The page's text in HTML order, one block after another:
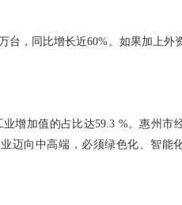
台，同比增长近60%。如果加上外
加值的占比达59.3 %。惠州市
迈向中高端，必须绿色化、智能